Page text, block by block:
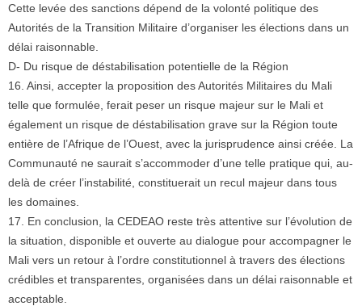
Cette levée des sanctions dépend de la volonté politique des
Autorités de la Transition Militaire d’organiser les élections dans un
délai raisonnable.
D- Du risque de déstabilisation potentielle de la Région
16. Ainsi, accepter la proposition des Autorités Militaires du Mali
telle que formulée, ferait peser un risque majeur sur le Mali et
également un risque de déstabilisation grave sur la Région toute
entière de l’Afrique de l’Ouest, avec la jurisprudence ainsi créée. La
Communauté ne saurait s’accommoder d’une telle pratique qui, au-
delà de créer l’instabilité, constituerait un recul majeur dans tous
les domaines.
17. En conclusion, la CEDEAO reste très attentive sur l’évolution de
la situation, disponible et ouverte au dialogue pour accompagner le
Mali vers un retour à l’ordre constitutionnel à travers des élections
crédibles et transparentes, organisées dans un délai raisonnable et
acceptable.